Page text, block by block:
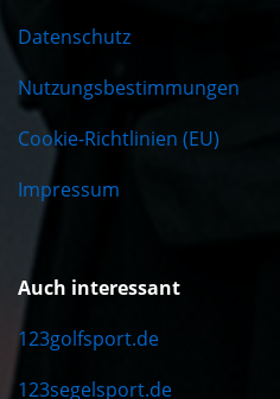
Datenschutz
Nutzungsbestimmungen
Cookie-Richtlinien (EU)
Impressum
Auch interessant
123golfsport.de
123segelsport.de